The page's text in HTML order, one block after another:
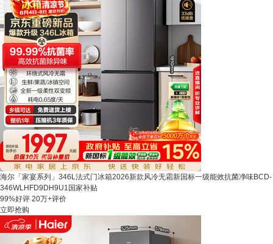
海尔「家宴系列」346L法式门冰箱2026新款风冷无霜新国标一级能效抗菌净味BCD-
346WLHFD9DH9U1国家补贴
99%好评 20万+评价
立即抢购